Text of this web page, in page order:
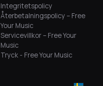
Integritetspolicy
Återbetalningspolicy – Free
Your Music
Servicevillkor – Free Your
Music
Tryck - Free Your Music